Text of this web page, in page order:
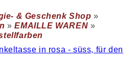
& Geschenk Shop »
»EMAILLE WAREN »